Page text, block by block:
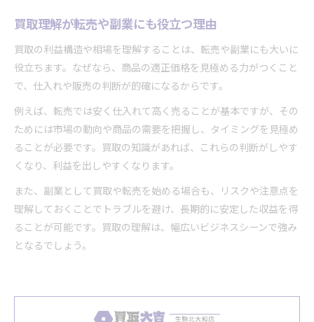
買取理解が転売や副業にも役立つ理由
買取の利益構造や相場を理解することは、転売や副業にも大いに
役立ちます。なぜなら、商品の適正価格を見極める力がつくこと
で、仕入れや販売の判断が的確になるからです。
例えば、転売では安く仕入れて高く売ることが基本ですが、その
ためには市場の動向や商品の需要を把握し、タイミングを見極め
ることが必要です。買取の知識があれば、これらの判断がしやす
くなり、利益を出しやすくなります。
また、副業として買取や転売を始める場合も、リスクや注意点を
理解しておくことでトラブルを避け、長期的に安定した収益を得
ることが可能です。買取の理解は、幅広いビジネスシーンで強み
となるでしょう。